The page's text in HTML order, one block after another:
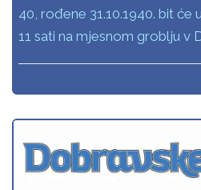
40, rođene 31.10.1940. bit će
11 sati na mjesnom groblju v